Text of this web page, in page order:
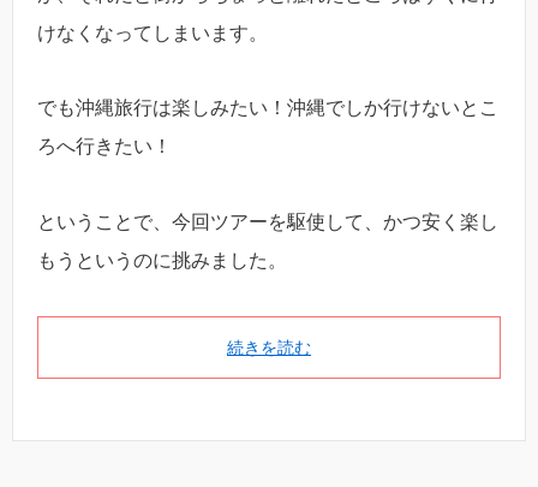
けなくなってしまいます。
でも沖縄旅行は楽しみたい！沖縄でしか行けないとこ
ろへ行きたい！
ということで、今回ツアーを駆使して、かつ安く楽し
もうというのに挑みました。
続きを読む